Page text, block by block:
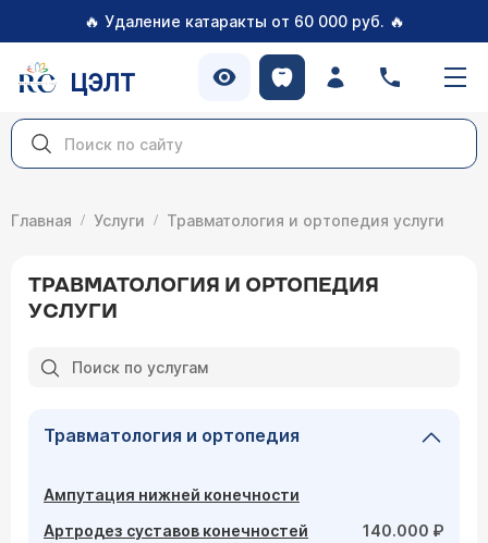
🔥 Удаление катаракты от 60 000 руб. 🔥
ЦЭЛТ
Главная Услуги Травматология и ортопедия услуги
ТРАВМАТОЛОГИЯ И ОРТОПЕДИЯ
УСЛУГИ
Травматология и ортопедия
Ампутация нижней конечности
Артродез суставов конечностей
140.000 ₽